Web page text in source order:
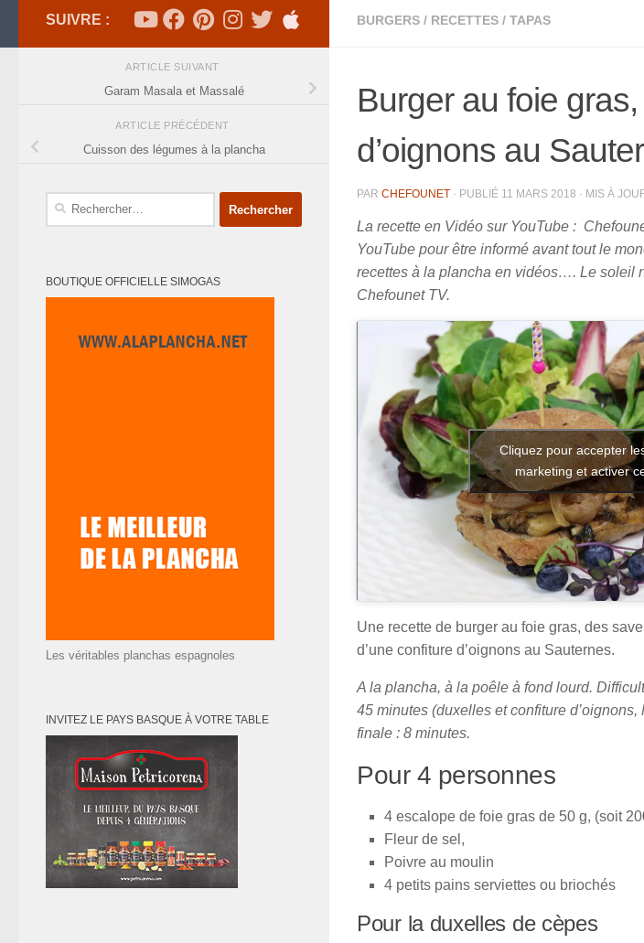
BURGERS / RECETTES / TAPAS
Burger au foie
d’oignons au
PAR CHEFOUNET · PUBLIÉ 11 MARS 2018 · MIS À
La recette en Vidéo sur YouTube :
YouTube pour être informé avant tout le
recettes à la plancha en vidéos…. Le soleil
Chefounet TV.
Cliquez pour accepter
marketing et activer
Une recette de burger au foie gras, des
d’une confiture d’oignons au Sauternes.
A la plancha, à la poêle à fond lourd.
45 minutes (duxelles et confiture
finale : 8 minutes.
Pour 4 personnes
4 escalope de foie gras de 50 g, (soit
Fleur de sel,
Poivre au moulin
4 petits pains serviettes ou briochés
Pour la duxelles de cèpes
SUIVRE :
ARTICLE SUIVANT
Garam Masala et Massalé
ARTICLE PRÉCÉDENT
Cuisson des légumes à la plancha
Rechercher :
BOUTIQUE OFFICIELLE SIMOGAS
Les véritables planchas espagnoles
INVITEZ LE PAYS BASQUE À VOTRE TABLE